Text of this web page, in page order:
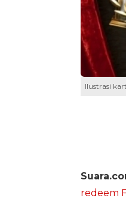
Ilustrasi
redeem